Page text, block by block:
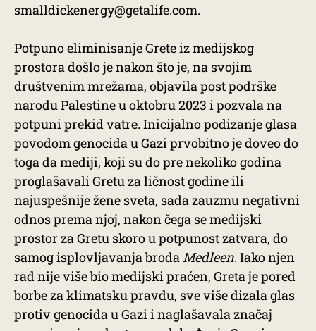
smalldickenergy@getalife.com.
Potpuno eliminisanje Grete iz medijskog
prostora došlo je nakon što je, na svojim
društvenim mrežama, objavila post podrške
narodu Palestine u oktobru 2023 i pozvala na
potpuni prekid vatre. Inicijalno podizanje glasa
povodom genocida u Gazi prvobitno je doveo do
toga da mediji, koji su do pre nekoliko godina
proglašavali Gretu za ličnost godine ili
najuspešnije žene sveta, sada zauzmu negativni
odnos prema njoj, nakon čega se medijski
prostor za Gretu skoro u potpunost zatvara, do
samog isplovljavanja broda Medleen. Iako njen
rad nije više bio medijski praćen, Greta je pored
borbe za klimatsku pravdu, sve više dizala glas
protiv genocida u Gazi i naglašavala značaj